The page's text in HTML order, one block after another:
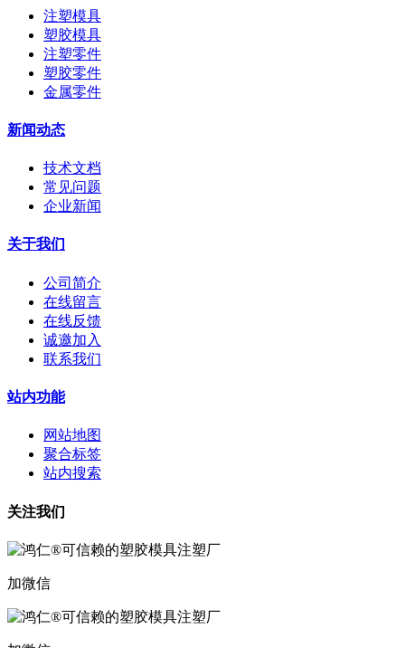
注塑模具
塑胶模具
注塑零件
塑胶零件
金属零件
新闻动态
技术文档
常见问题
企业新闻
关于我们
公司简介
在线留言
在线反馈
诚邀加入
联系我们
站内功能
网站地图
聚合标签
站内搜索
关注我们
加微信